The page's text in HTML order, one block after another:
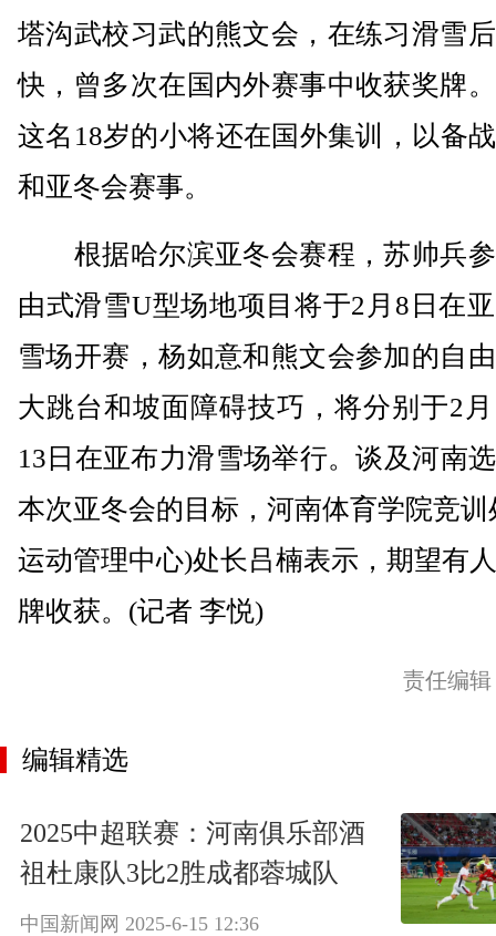
塔沟武校习武的熊文会，在练习滑雪
快，曾多次在国内外赛事中收获奖牌
这名18岁的小将还在国外集训，以备
和亚冬会赛事。
根据哈尔滨亚冬会赛程，苏帅兵
由式滑雪U型场地项目将于2月8日在
雪场开赛，杨如意和熊文会参加的自
大跳台和坡面障碍技巧，将分别于2
13日在亚布力滑雪场举行。谈及河南
本次亚冬会的目标，河南体育学院竞训
运动管理中心)处长吕楠表示，期望有
牌收获。(记者 李悦)
责任编
编辑精选
2025中超联赛：河南俱乐部酒
祖杜康队3比2胜成都蓉城队
中国新闻网 2025-6-15 12:36